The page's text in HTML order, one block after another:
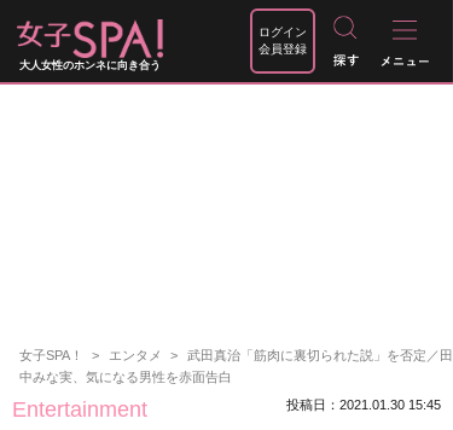
大人女性のホンネに向き合う
ログイン
会員登録
女子SPA！ エンタメ
武田真治「筋肉に裏切られた説」を否定／田
中みな実、気になる男性を赤面告白
Entertainment 投稿日：2021.01.30 15:45